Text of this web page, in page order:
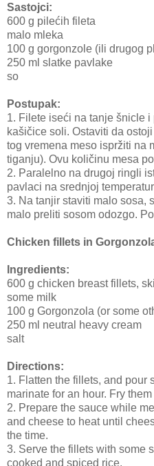
Sastojci:
600 g pilećih fileta
malo mleka
100 g gorgonzole (ili drugog
250 ml slatke pavlake
so
Postupak:
1. Filete iseći na tanje šnicle
kašičice soli. Ostaviti da
tog vremena meso ispržiti na
tiganju). Ovu količinu mesa
2. Paralelno na drugoj ringli
pavlaci na srednjoj
3. Na tanjir staviti malo sosa,
malo preliti sosom odozgo.
Chicken fillets in
Ingredients:
600 g chicken breast fillets,
some milk
100 g Gorgonzola (or some
250 ml neutral heavy cream
salt
Directions:
1. Flatten the fillets, and pour
marinate for an hour. Fry
2. Prepare the sauce while
and cheese to heat until
the time.
3. Serve the fillets with some
cooked and spiced rice.